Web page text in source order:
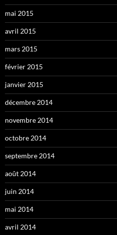
mai 2015
avril 2015
mars 2015
février 2015
janvier 2015
décembre 2014
novembre 2014
octobre 2014
septembre 2014
août 2014
juin 2014
mai 2014
avril 2014